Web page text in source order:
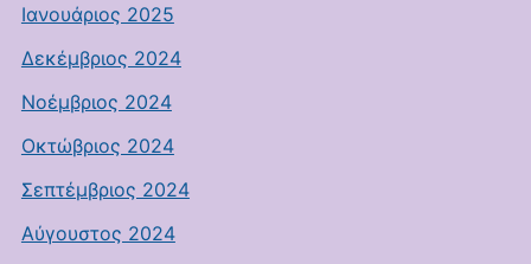
Ιανουάριος 2025
Δεκέμβριος 2024
Νοέμβριος 2024
Οκτώβριος 2024
Σεπτέμβριος 2024
Αύγουστος 2024